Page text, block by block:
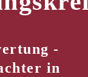
-
in